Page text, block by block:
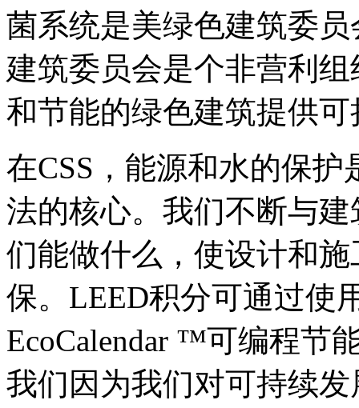
菌系统是美绿色建筑委
建筑委员会是个非营利
和节能的绿色建筑提供
在CSS，能源和水的保
法的核心。我们不断与
们能做什么，使设计和
保。LEED积分可通过使
EcoCalendar ™可编程节
我们因为我们对可持续